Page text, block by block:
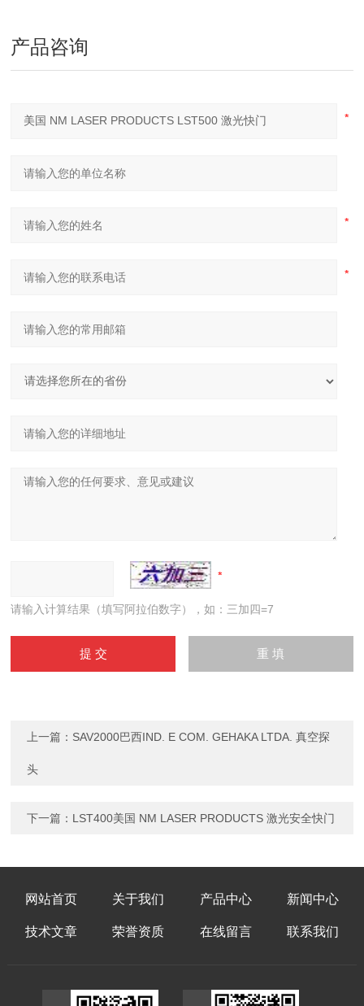
产品咨询
请输入计算结果（填写阿拉伯数字），如：三加四=7
上一篇： SAV2000巴西IND. E COM. GEHAKA LTDA. 真空探
头
下一篇： LST400美国 NM LASER PRODUCTS 激光安全快门
网站首页 关于我们 产品中心 新闻中心
技术文章 荣誉资质 在线留言 联系我们